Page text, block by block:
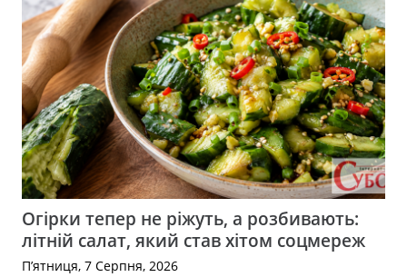
Огірки тепер не ріжуть, а розбивають:
літній салат, який став хітом соцмереж
П’ятниця, 7 Серпня, 2026